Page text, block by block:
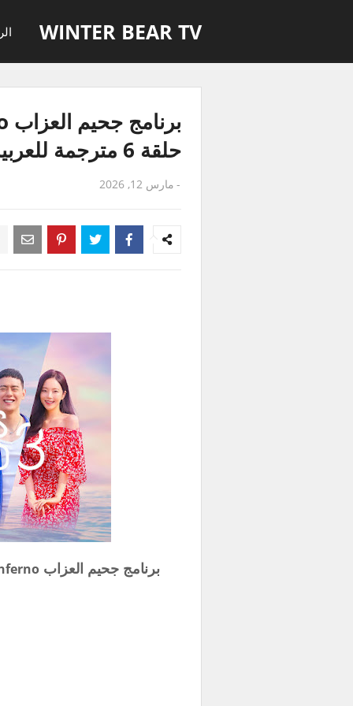
WINTER BEAR TV
حلقة 6 مترجمة للعربية
- مارس 12, 2026
برنامج جحيم العزاب